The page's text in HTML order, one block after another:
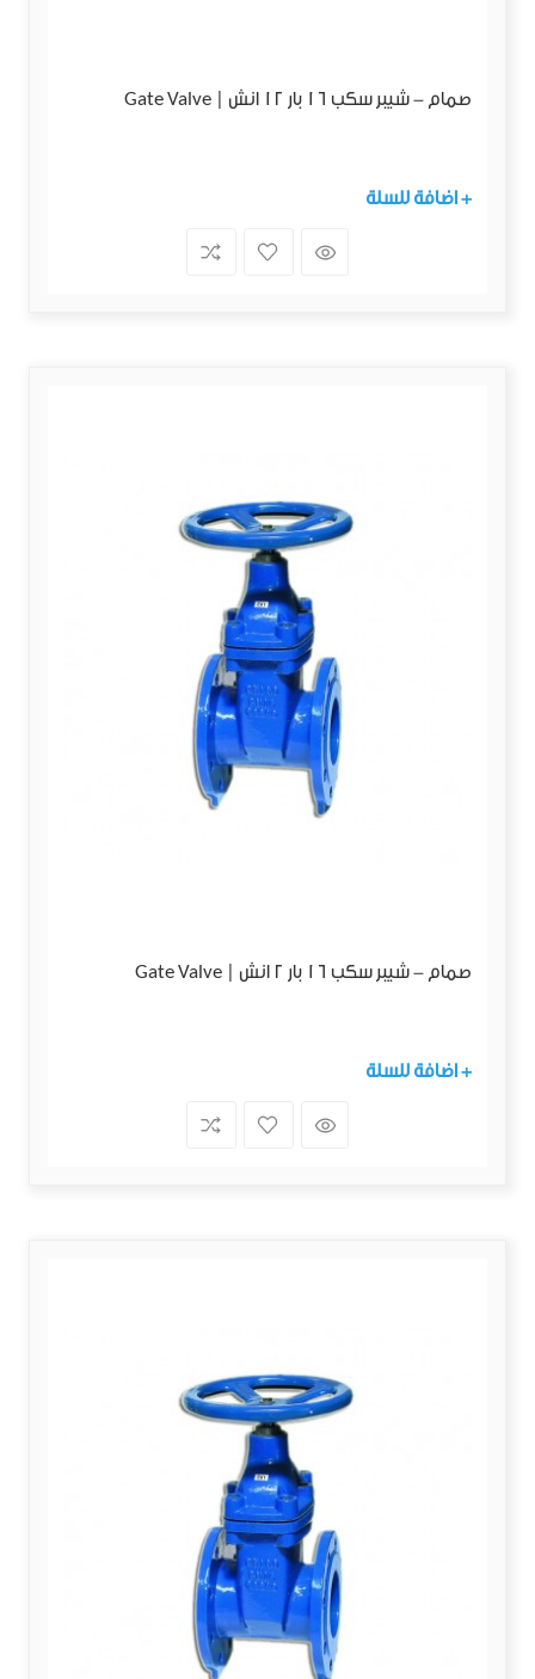
صمام - شيبر سكب 16 بار 12 انش | Gate Valve
+ اضافة للسلة
صمام - شيبر سكب 16 بار 2 انش | Gate Valve
+ اضافة للسلة